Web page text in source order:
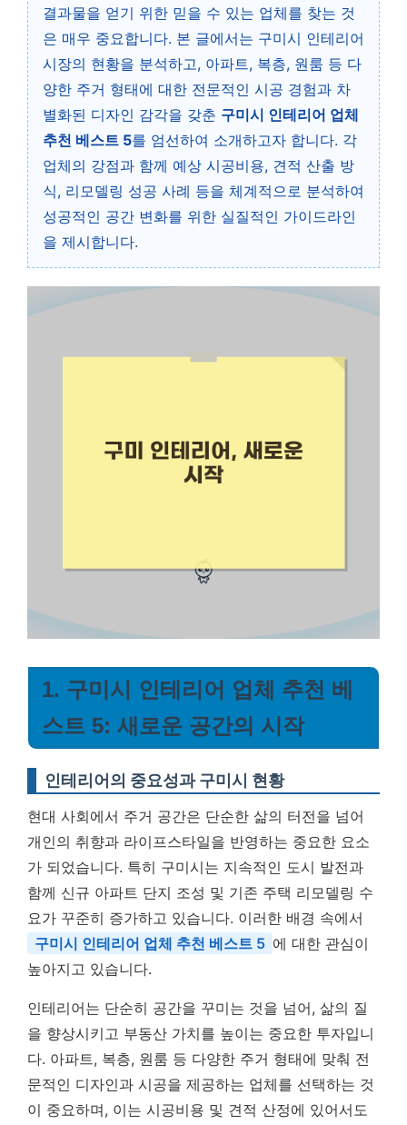
결과물을 얻기 위한 믿을 수 있는 업체를 찾는 것
은 매우 중요합니다. 본 글에서는 구미시 인테리어
시장의 현황을 분석하고, 아파트, 복층, 원룸 등 다
양한 주거 형태에 대한 전문적인 시공 경험과 차
별화된 디자인 감각을 갖춘 구미시 인테리어 업체
추천 베스트 5를 엄선하여 소개하고자 합니다. 각
업체의 강점과 함께 예상 시공비용, 견적 산출 방
식, 리모델링 성공 사례 등을 체계적으로 분석하여
성공적인 공간 변화를 위한 실질적인 가이드라인
을 제시합니다.
1. 구미시 인테리어 업체 추천 베
스트 5: 새로운 공간의 시작
인테리어의 중요성과 구미시 현황
현대 사회에서 주거 공간은 단순한 삶의 터전을 넘어
개인의 취향과 라이프스타일을 반영하는 중요한 요소
가 되었습니다. 특히 구미시는 지속적인 도시 발전과
함께 신규 아파트 단지 조성 및 기존 주택 리모델링 수
요가 꾸준히 증가하고 있습니다. 이러한 배경 속에서
구미시 인테리어 업체 추천 베스트 5 에 대한 관심이
높아지고 있습니다.
인테리어는 단순히 공간을 꾸미는 것을 넘어, 삶의 질
을 향상시키고 부동산 가치를 높이는 중요한 투자입니
다. 아파트, 복층, 원룸 등 다양한 주거 형태에 맞춰 전
문적인 디자인과 시공을 제공하는 업체를 선택하는 것
이 중요하며, 이는 시공비용 및 견적 산정에 있어서도